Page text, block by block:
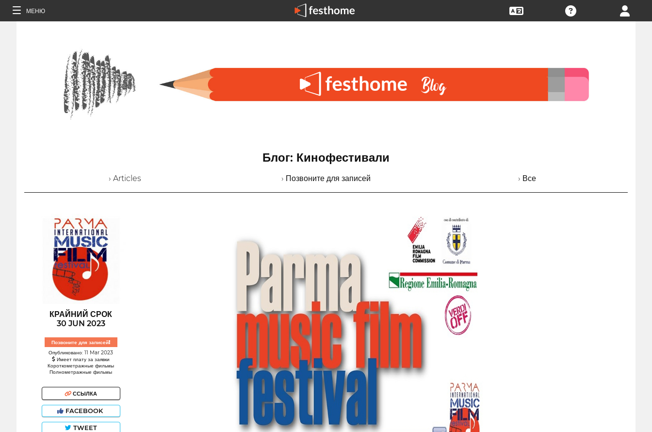
МЕНЮ
Блог: Кинофестивали
› Articles › Позвоните для записей › Все
КРАЙНИЙ СРОК
30 JUN 2023
Позвоните для записей!
Опубликовано: 11 Mar 2023
Имеет плату за заявки
Короткометражные фильмы
Полнометражные фильмы
ССЫЛКА
FACEBOOK
TWEET